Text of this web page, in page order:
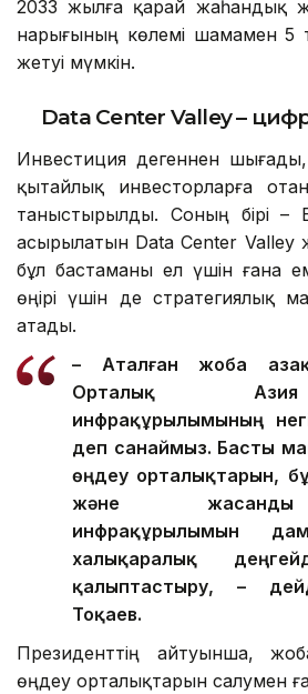
2033 жылға қарай жаһандық
нарығының көлемі шамамен 5
жетуі мүмкін.
Data Center Valley –
Инвестиция дегеннен
қытайлық инвесторларға
таныстырылды. Соның бірі –
асырылатын Data Center Valley
бұл бастаманы ел үшін ғана
өңірі үшін де стратегиялық
атады.
– Аталған жоба
Орталық
инфрақұрылымының
деп санаймыз. Басты
өңдеу орталықтарын,
және жасанды
инфрақұрылымын
халықаралық
қалыптастыру, –
Тоқаев.
Президенттің айтуынша,
өңдеу орталықтарын салумен